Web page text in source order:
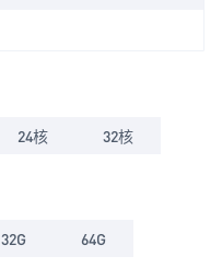
24核 32核
32G 64G